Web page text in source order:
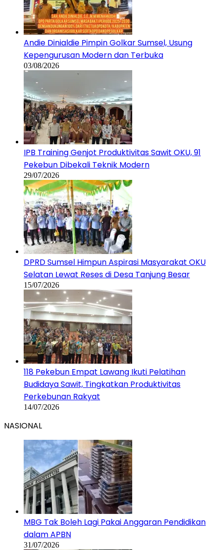
Andie Dinialdie Pimpin Golkar Sumsel, Usung
Kepengurusan Modern dan Terbuka
03/08/2026
IPB Training Genjot Produktivitas Sawit OKU, 91
Pekebun Dibekali Teknik Modern
29/07/2026
DPRD Sumsel Himpun Aspirasi Masyarakat OKU
Selatan Lewat Reses di Desa Tanjung Besar
15/07/2026
118 Pekebun Empat Lawang Ikuti Pelatihan
Budidaya Sawit, Tingkatkan Produktivitas
Perkebunan Rakyat
14/07/2026
NASIONAL
MBG Tak Boleh Lagi Pakai Anggaran Pendidikan
dalam APBN
31/07/2026